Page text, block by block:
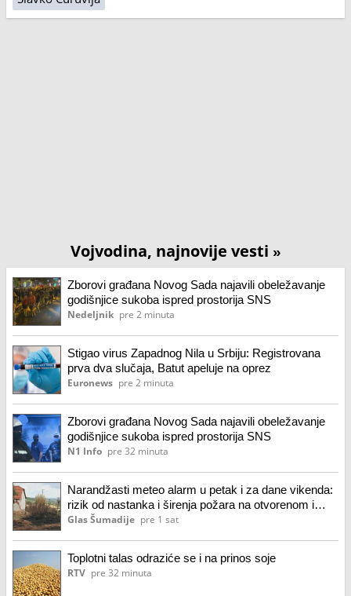
Vojvodina, najnovije vesti »
Zborovi građana Novog Sada najavili obeležavanje
godišnjice sukoba ispred prostorija SNS
Nedeljnik pre 2 minuta
Stigao virus Zapadnog Nila u Srbiju: Registrovana
prva dva slučaja, Batut apeluje na oprez
Euronews pre 2 minuta
Zborovi građana Novog Sada najavili obeležavanje
godišnjice sukoba ispred prostorija SNS
N1 Info pre 32 minuta
Narandžasti meteo alarm u petak i za dane vikenda:
rizik od nastanka i širenja požara na otvorenom i
dalje veoma visok
Glas Šumadije pre 1 sat
Toplotni talas odraziće se i na prinos soje
RTV pre 32 minuta